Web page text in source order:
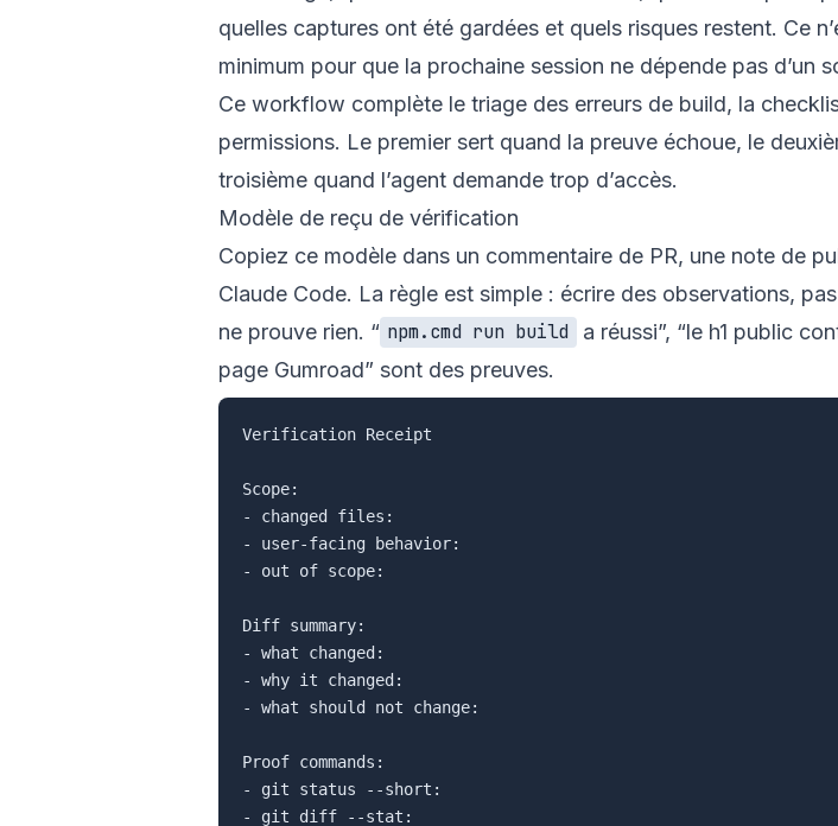
quelles captures ont été gardées et quels risques restent. Ce
minimum pour que la prochaine session ne dépende pas d’un
Ce workflow complète le triage des erreurs de build, la
permissions. Le premier sert quand la preuve échoue, le
troisième quand l’agent demande trop d’accès.
Modèle de reçu de vérification
Copiez ce modèle dans un commentaire de PR, une note de
Claude Code. La règle est simple : écrire des observations,
ne prouve rien. “ npm.cmd run build
a réussi”, “le h1 public
page Gumroad” sont des preuves.
Verification Receipt
Scope:
- changed files:
- user-facing behavior:
- out of scope:
Diff summary:
- what changed:
- why it changed:
- what should not change:
Proof commands:
- git status --short:
- git diff --stat: